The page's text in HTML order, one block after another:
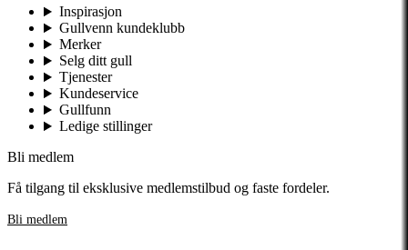
Inspirasjon
Gullvenn kundeklubb
Merker
Selg ditt gull
Tjenester
Kundeservice
Gullfunn
Ledige stillinger
Bli medlem
Få tilgang til eksklusive medlemstilbud og faste fordeler.
Bli medlem